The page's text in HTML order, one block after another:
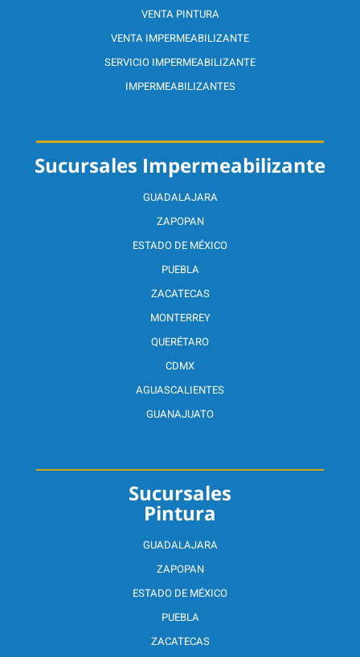
Sucursales
Pintura
GUADALAJARA
ZAPOPAN
ESTADO DE MÉXICO
PUEBLA
ZACATECAS
Sucursales Impermeabilizante
GUADALAJARA
ZAPOPAN
ESTADO DE MÉXICO
PUEBLA
ZACATECAS
MONTERREY
QUERÉTARO
CDMX
AGUASCALIENTES
GUANAJUATO
VENTA PINTURA
VENTA IMPERMEABILIZANTE
SERVICIO IMPERMEABILIZANTE
IMPERMEABILIZANTES